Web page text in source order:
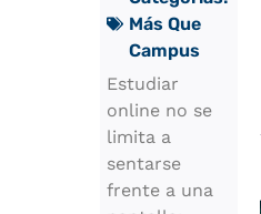
Más Que
Campus
Estudiar
online no se
limita a
sentarse
frente a una